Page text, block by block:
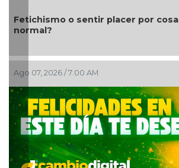
Día Mundial de los Faros:
navegación marítima
Ago 06, 2026 / 11:46 PM